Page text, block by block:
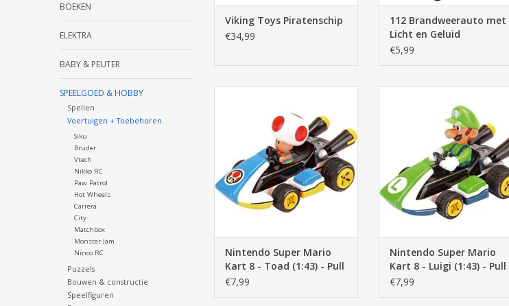
BOEKEN
ELEKTRA
BABY & PEUTER
SPEELGOED & HOBBY
Spellen
Voertuigen + Toebehoren
Siku
Bruder
Vtech
Nikko RC
Paw Patrol
Hot Wheels
Carrera
City
Matchbox
Monster Jam
Ninco RC
Puzzels
Bouwen & constructie
Speelfiguren
Viking Toys Piratenschip
€34,99
112 Brandweerauto met
Licht en Geluid
€5,99
speed, carrera
TOEVOEGEN AAN WINKELWAGEN
Nintendo Super Mario
Kart 8 - Toad (1:43) - Pull
Back Action
€7,99
Luigi (1:43) - Pull Back Action
TOEVOEGEN AAN WINKELWAGEN
Nintendo Super Mario
Kart 8 - Luigi (1:43) - Pull
Back Action
€7,99